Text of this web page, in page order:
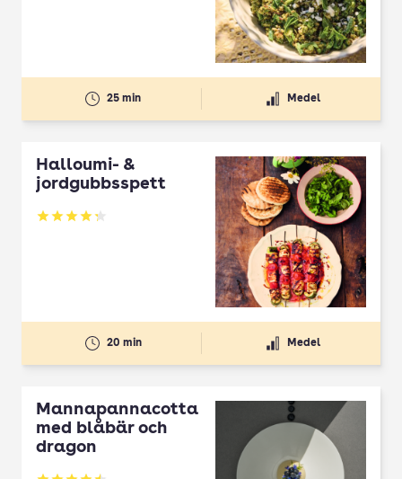
25 min Medel
Halloumi- &
jordgubbsspett
Betyg: 4.3 av 5
20 min Medel
Mannapannacotta
med blåbär och
dragon